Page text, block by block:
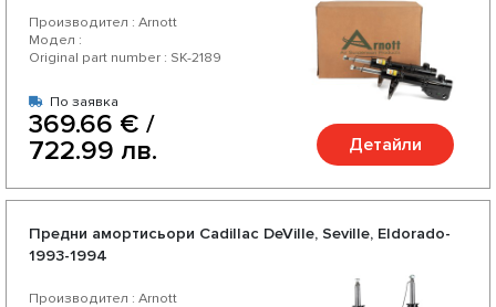
избирате качествени части за Вашият Cadillac от
доверени немски и американски производители.
Насладете се на отлично съотношение цена-качество,
богат асортимент и разнообразие от над 200 продукта
за Вашият автомобил.
Производител : Arnott
Модел :
Original part number : SK-2189
По заявка
369.66 € /
722.99 лв.
Детайли
Предни амортисьори Cadillac DeVille, Seville, Eldorado-
1993-1994
Производител : Arnott